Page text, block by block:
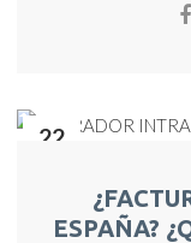
22
ESPAÑA?